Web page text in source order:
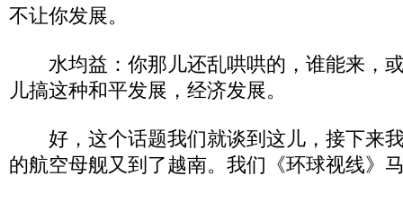
不让你发展。
水均益：你那儿还乱哄哄的，谁能来，
儿搞这种和平发展，经济发展。
好，这个话题我们就谈到这儿，接下来
的航空母舰又到了越南。我们《环球视线》